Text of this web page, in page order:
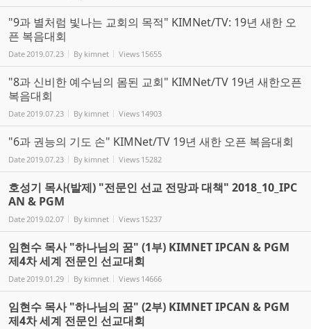
"9과 별처럼 빛나는 교회의 목적" KIMNet/TV: 19년 새한 오
픈 복음대회
Date 2019.07.23 By kimnet Views 15655
"8과 신비한 예수님의 몸된 교회" KIMNet/TV 19년 새한오픈
복음대회
Date 2019.07.23 By kimnet Views 14903
"6과 권능의 기도 손" KIMNet/TV 19년 새한 오픈 복음대회
Date 2019.07.23 By kimnet Views 15282
호성기 목사(발제) "전문인 선교 전망과 대책" 2018_10_IPC
AN & PGM
Date 2019.02.07 By kimnet Views 15237
임현수 목사 "하나님의 꿈" (1부) KIMNET IPCAN & PGM
제4차 세계 전문인 선교대회
Date 2019.01.29 By kimnet Views 14666
임현수 목사 "하나님의 꿈" (2부) KIMNET IPCAN & PGM
제4차 세계 전문인 선교대회